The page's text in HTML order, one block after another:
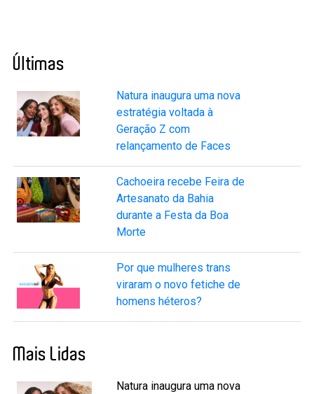
Últimas
Natura inaugura uma nova
estratégia voltada à
Geração Z com
relançamento de Faces
Cachoeira recebe Feira de
Artesanato da Bahia
durante a Festa da Boa
Morte
Por que mulheres trans
viraram o novo fetiche de
homens héteros?
Mais Lidas
Natura inaugura uma nova